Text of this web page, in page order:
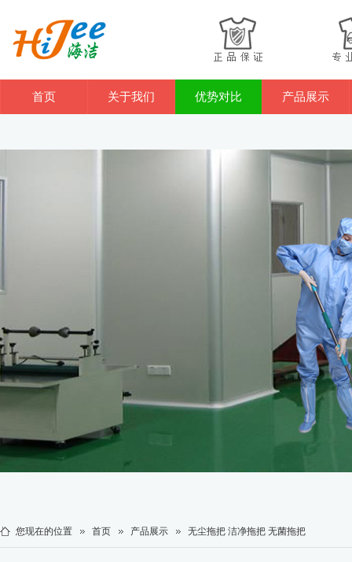
首页 关于我们 优势对比 产品展示
您现在的位置 首页 产品展示 无尘拖把 洁净拖把 无菌拖把